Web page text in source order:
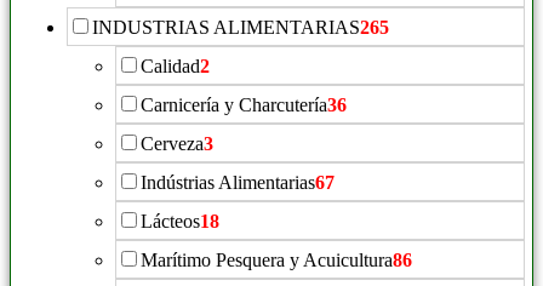
INDUSTRIAS ALIMENTARIAS265
Calidad2
Carnicería y Charcutería36
Cerveza3
Indústrias Alimentarias67
Lácteos18
Marítimo Pesquera y Acuicultura86